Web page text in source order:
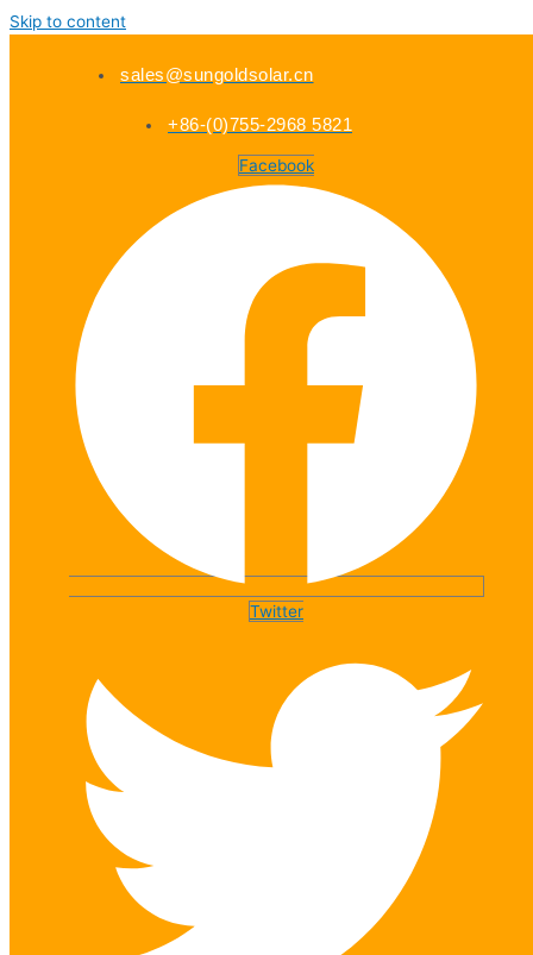
Skip to content
sales@sungoldsolar.cn
+86-(0)755-2968 5821
Facebook
Twitter